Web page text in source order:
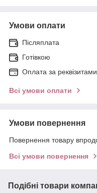
Умови оплати
Післяплата
Готівкою
Оплата за реквізитами
Всі умови оплати
Умови повернення
Повернення товару
Всі умови повернення
Подібні товари